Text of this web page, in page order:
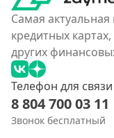
500000 руб
550000 руб
600 тысяч
650000 руб
700000 руб
750000 руб
Самая
кредитных
других
Телефон для связи
8 804 700 03 11
Звонок бесплатный